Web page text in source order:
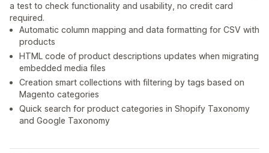
a test to check functionality and usability, no credit card
required.
Automatic column mapping and data formatting for CSV with
products
HTML code of product descriptions updates when migrating
embedded media files
Creation smart collections with filtering by tags based on
Magento categories
Quick search for product categories in Shopify Taxonomy
and Google Taxonomy